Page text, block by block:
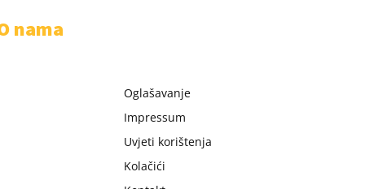
nama
Oglašavanje
Impressum
Uvjeti korištenja
Kolačići